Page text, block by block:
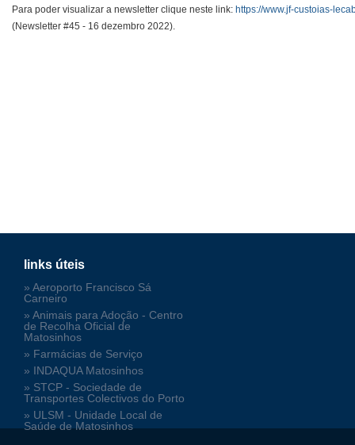
Para poder visualizar a newsletter clique neste link: https://www.jf-custoias-
(Newsletter #45 - 16 dezembro 2022).
links úteis
» Aeroporto Francisco Sá
Carneiro
» Animais para Adoção - Centro
de Recolha Oficial de
Matosinhos
» Farmácias de Serviço
» INDAQUA Matosinhos
» STCP - Sociedade de
Transportes Colectivos do Porto
» ULSM - Unidade Local de
Saúde de Matosinhos